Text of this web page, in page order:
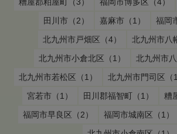
田川市（2）
嘉麻市（1）
福岡
北九州市戸畑区（4）
北九州市八
北九州市小倉北区（1）
北九州市
北九州市若松区（1）
北九州市門司区（1
宮若市（1）
田川郡福智町（1）
糟
福岡市早良区（2）
福岡市城南区（1）